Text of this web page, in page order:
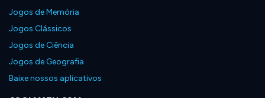
Jogos de Memória
Jogos Clássicos
Jogos de Ciência
Jogos de Geografia
Baixe nossos aplicativos